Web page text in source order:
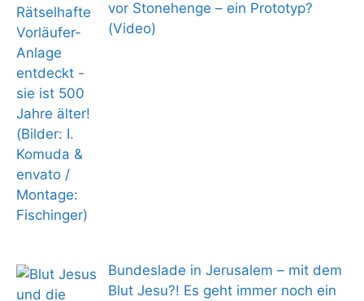
vor Stonehenge – ein Prototyp?
(Video)
Bundeslade in Jerusalem – mit dem
Blut Jesu?! Es geht immer noch ein